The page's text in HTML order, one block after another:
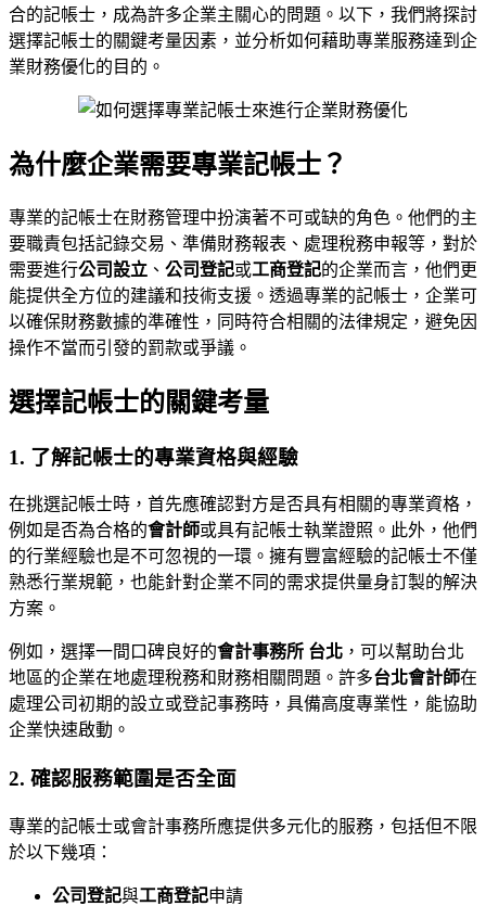
合的記帳士，成為許多企業主關心的問題。以下，我們將探討
選擇記帳士的關鍵考量因素，並分析如何藉助專業服務達到企
業財務優化的目的。
為什麼企業需要專業記帳士？
專業的記帳士在財務管理中扮演著不可或缺的角色。他們的主
要職責包括記錄交易、準備財務報表、處理稅務申報等，對於
需要進行公司設立 、 公司登記或工商登記的企業而言，他們更
能提供全方位的建議和技術支援。透過專業的記帳士，企業可
以確保財務數據的準確性，同時符合相關的法律規定，避免因
操作不當而引發的罰款或爭議。
選擇記帳士的關鍵考量
1. 了解記帳士的專業資格與經驗
在挑選記帳士時，首先應確認對方是否具有相關的專業資格，
例如是否為合格的會計師或具有記帳士執業證照。此外，他們
的行業經驗也是不可忽視的一環。擁有豐富經驗的記帳士不僅
熟悉行業規範，也能針對企業不同的需求提供量身訂製的解決
方案。
例如，選擇一間口碑良好的會計事務所 台北 ，可以幫助台北
地區的企業在地處理稅務和財務相關問題。許多台北會計師在
處理公司初期的設立或登記事務時，具備高度專業性，能協助
企業快速啟動。
2. 確認服務範圍是否全面
專業的記帳士或會計事務所應提供多元化的服務，包括但不限
於以下幾項：
公司登記與工商登記申請